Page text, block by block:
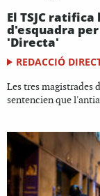
El TSJC
d'esquadra
'Directa'
REDACCIÓ
Les tres magistrades
sentencien que